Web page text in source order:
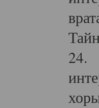
24.